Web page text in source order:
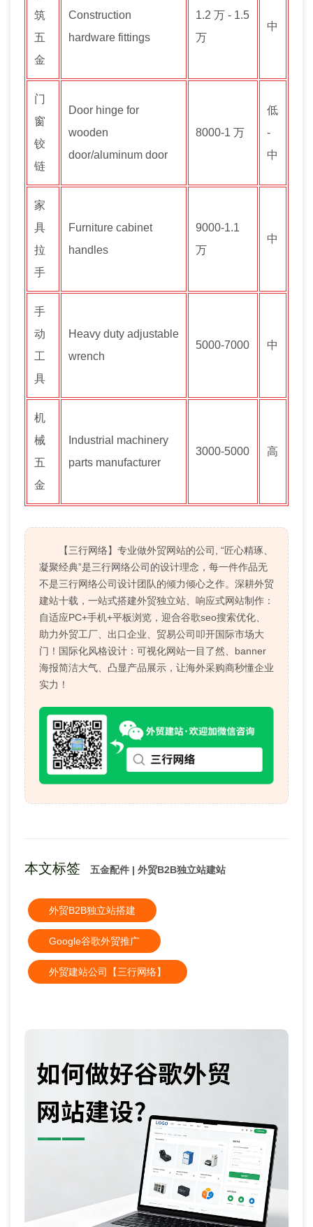
筑
五
金
Construction
hardware fittings
1.2 万 - 1.5
万
中
门
窗
铰
链
Door hinge for
wooden
door/aluminum door
8000-1 万
低
-
中
家
具
拉
手
Furniture cabinet
handles
9000-1.1
万
中
手
动
工
具
Heavy duty adjustable
wrench
5000-7000 中
机
械
五
金
Industrial machinery
parts manufacturer
3000-5000 高
【三行网络】专业做外贸网站的公司, “匠心精琢、
凝聚经典”是三行网络公司的设计理念，每一件作品无
不是三行网络公司设计团队的倾力倾心之作。深耕外贸
建站十载，一站式搭建外贸独立站、响应式网站制作：
自适应PC+手机+平板浏览，迎合谷歌seo搜索优化、
助力外贸工厂、出口企业、贸易公司叩开国际市场大
门！国际化风格设计：可视化网站一目了然、banner
海报简洁大气、凸显产品展示，让海外采购商秒懂企业
实力！
本文标签 五金配件 | 外贸B2B独立站建站
外贸B2B独立站搭建
Google谷歌外贸推广
外贸建站公司【三行网络】